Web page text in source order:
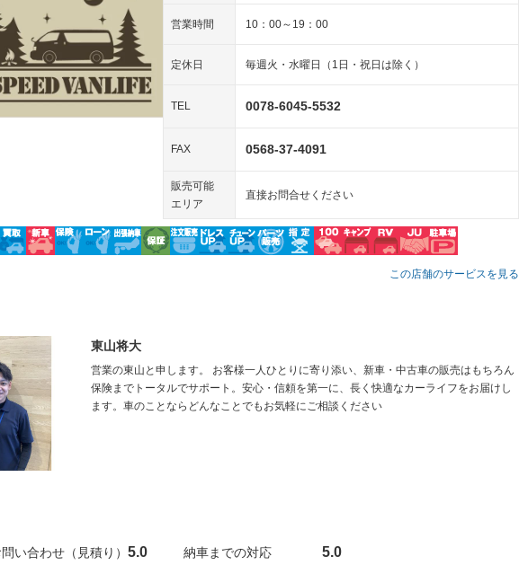
ー ウォークスルー 後席モニター
ラ － シートエアコン 全周囲カメラ サイドカメラ
－ エアサスペンション
営業時間 10：00～19：00
定休日 毎週火・水曜日（1日・祝日は除く）
TEL 0078-6045-5532
FAX 0568-37-4091
販売可能
エリア
直接お問合せください
この店舗のサービスを見る
東山将大
営業の東山と申します。 お客様一人ひとりに寄り添い、新車・中古車の販売はもちろん
保険までトータルでサポート。安心・信頼を第一に、長く快適なカーライフをお届けし
ます。車のことならどんなことでもお気軽にご相談ください
い合わせ（見積り） 5.0 納車までの対応 5.0